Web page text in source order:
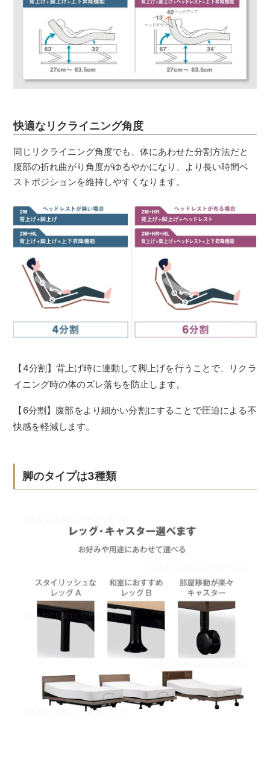
快適なリクライニング角度
同じリクライニング角度でも、体にあわせた分割方法だと
腹部の折れ曲がり角度がゆるやかになり、より長い時間ベ
ストポジションを維持しやすくなります。
【4分割】背上げ時に連動して脚上げを行うことで、リクラ
イニング時の体のズレ落ちを防止します。
【6分割】腹部をより細かい分割にすることで圧迫による不
快感を軽減します。
脚のタイプは3種類